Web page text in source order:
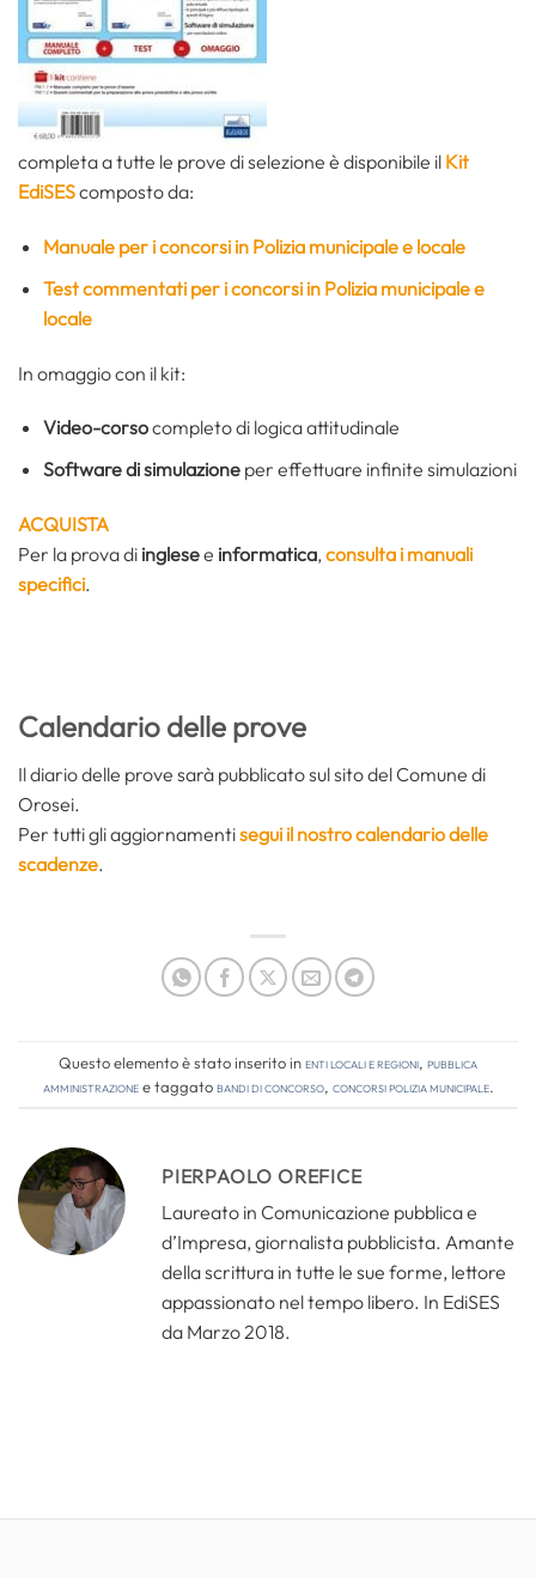
completa a tutte le prove di selezione è disponibile il Kit
EdiSEScomposto da:
Manuale per i concorsi in Polizia municipale e locale
Test commentati per i concorsi in Polizia municipale e
locale
In omaggio con il kit:
Video-corsocompleto di logica attitudinale
Software di simulazioneper effettuare infinite simulazioni
ACQUISTA
Per la prova di inglesee informatica, consulta i manuali
specifici.
Calendario delle prove
Il diario delle prove sarà pubblicato sul sito del Comune di
Orosei.
Per tutti gli aggiornamentisegui il nostro calendario delle
scadenze.
Questo elemento è stato inserito inEnti locali e regioni, Pubblica
amministrazionee taggatobandi di concorso, concorsi polizia municipale.
PIERPAOLO OREFICE
Laureato in Comunicazione pubblica e
d’Impresa, giornalista pubblicista. Amante
della scrittura in tutte le sue forme, lettore
appassionato nel tempo libero. In EdiSES
da Marzo 2018.